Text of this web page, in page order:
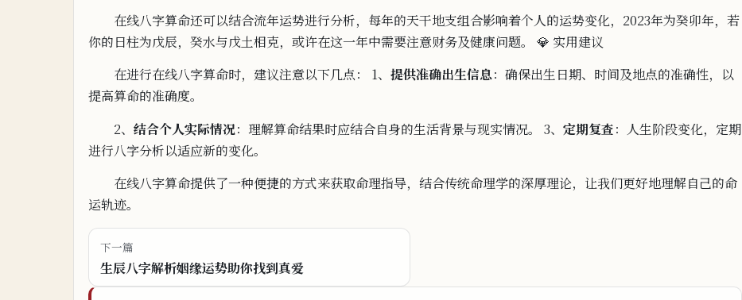
在线八字算命还可以结合流年运势进行分析，每年的天干地支组合影响着个人的运势变化，2023年为癸卯年，若
你的日柱为戊辰，癸水与戊土相克，或许在这一年中需要注意财务及健康问题。 💎 实用建议
在进行在线八字算命时，建议注意以下几点： 1、 提供准确出生信息：确保出生日期、时间及地点的准确性，以
提高算命的准确度。
2、 结合个人实际情况：理解算命结果时应结合自身的生活背景与现实情况。 3、 定期复查： 人生阶段变化，定期
进行八字分析以适应新的变化。
在线八字算命提供了一种便捷的方式来获取命理指导， 结合传统命理学的深厚理论，让我们更好地理解自己的命
运轨迹。
下一篇
生辰八字解析姻缘运势助你找到真爱